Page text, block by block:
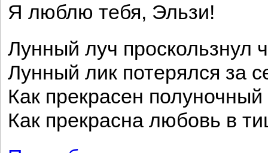
Я люблю тебя, Эльзи!
Лунный луч проскользнул
Лунный лик потерялся за
Как прекрасен полуночный
Как прекрасна любовь в